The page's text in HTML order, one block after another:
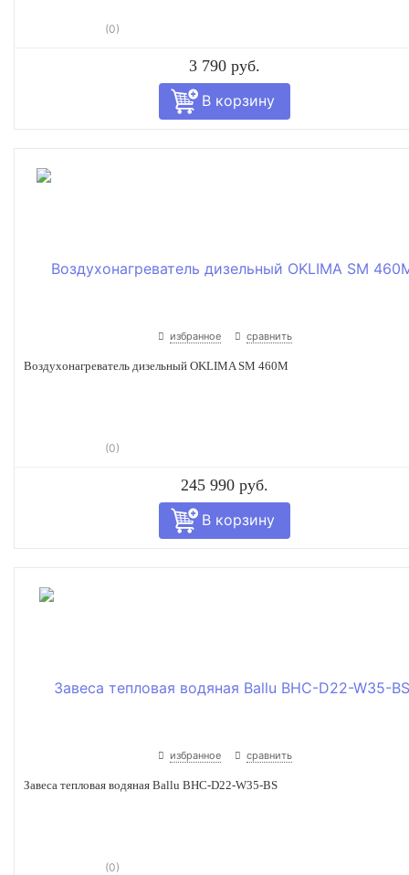
(0)
3 790 руб.
избранное сравнить
Воздухонагреватель дизельный OKLIMA SM 460M
(0)
245 990 руб.
избранное сравнить
Завеса тепловая водяная Ballu BHC-D22-W35-BS
(0)